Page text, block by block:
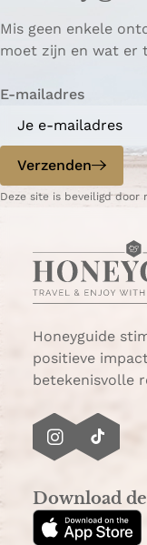
Mis geen enkele
moet zijn en wat er
E-mailadres
Verzenden
Deze site is beveiligd door
Honeyguide
positieve
betekenisvolle
I
t
a
T
T
o
Download